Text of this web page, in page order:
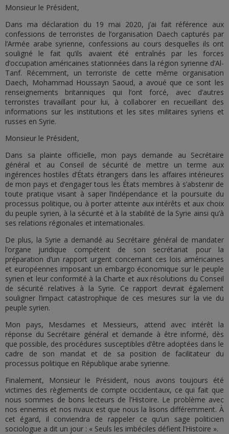
Monsieur le Président,
Dans ma déclaration du 19 mai 2020, j’ai fait référence aux
confessions de terroristes de l’organisation Daech capturés par
l’Armée arabe syrienne, confessions au cours desquelles ils ont
souligné le fait qu’ils avaient été entraînés par les forces
d’occupation américaines stationnées dans la région syrienne d’Al-
Tanf. Récemment, un terroriste de cette même organisation
Daech, Mohammad Houssayn Saoud, a avoué que ce sont les
renseignements britanniques qui l’ont forcé, avec d’autres
terroristes travaillant pour lui, à collaborer en recueillant des
informations sur les institutions et les sites militaires syriens et
russes en Syrie.
Monsieur le Président,
Dans sa plainte officielle, mon pays demande au Secrétaire
général et au Conseil de sécurité de mettre un terme aux
ingérences hostiles d’États étrangers dans les affaires intérieures
de mon pays et d’engager tous les États membres à s’abstenir de
toute pratique visant à saper l’indépendance et la poursuite du
processus politique, ou à porter atteinte aux intérêts et aux choix
du peuple syrien, à la sécurité et à la stabilité de la Syrie ainsi qu’à
ses relations régionales et internationales.
De plus, la Syrie a demandé au Secrétaire général de mandater
l’organe juridique compétent de son secrétariat pour la
préparation d’un rapport urgent concernant ces lois américaines
et européennes imposant un embargo économique sur le peuple
syrien et leur conformité à la Charte et aux résolutions du Conseil
de sécurité relatives à la Syrie. Ce rapport devrait également
souligner l’impact catastrophique de ces mesures sur la vie du
peuple syrien.
Mon pays, Mesdames et Messieurs, attend avec intérêt la
réponse du Secrétaire général et demande à être informé, dès
que possible, des procédures susceptibles d’être adoptées dans le
cadre de son mandat et de sa position de facilitateur du
processus politique en République arabe syrienne.
Finalement, Monsieur le Président, nous avons toujours été
victimes des règlements de compte occidentaux, ce qui fait que
nous sommes de bons lecteurs de l’Histoire. Le problème avec
nos ennemis et nos rivaux est que nous la lisons différemment. À
cet égard, il conviendra de rappeler ce qu’un sage politicien
sociologue a dit un jour : « Seuls les imbéciles défient l’Histoire ».